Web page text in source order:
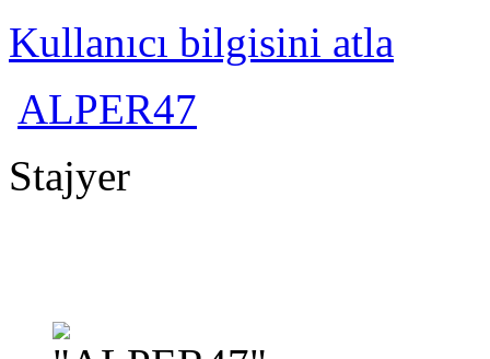
Kullanıcı bilgisini atla
ALPER47
Stajyer